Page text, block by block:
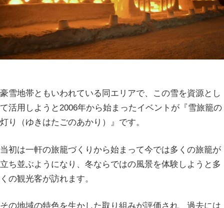
豪雪地帯ともいわれている同エリアで、この雪を資源とし
て活用しようと2006年から始まったイベントが『雪旅籠の
灯り（ゆきはたごのあかり）』です。
当初は一軒の旅籠づくりから始まって今では多くの旅籠が
立ち並ぶようになり、冬ならではの風景を体験しようと多
くの観光客が訪れます。
その地域の特色を生かした取り組みが評価され、過去には